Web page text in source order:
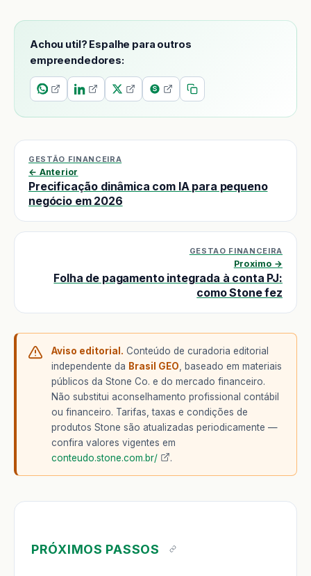
Achou util? Espalhe para outros
empreendedores:
GESTÃO FINANCEIRA
← Anterior
Precificação dinâmica com IA para pequeno
negócio em 2026
GESTAO FINANCEIRA
Proximo →
Folha de pagamento integrada à conta PJ:
como Stone fez
Aviso editorial. Conteúdo de curadoria editorial
independente da Brasil GEO , baseado em materiais
públicos da Stone Co. e do mercado financeiro.
Não substitui aconselhamento profissional contábil
ou financeiro. Tarifas, taxas e condições de
produtos Stone são atualizadas periodicamente —
confira valores vigentes em
conteudo.stone.com.br/
.
PRÓXIMOS PASSOS